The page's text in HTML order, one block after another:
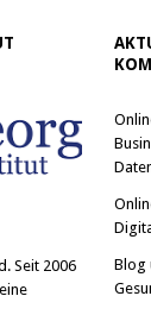
Seit 2006
Blog